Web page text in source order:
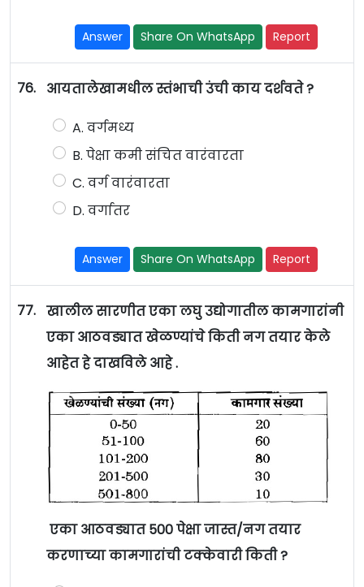
Answer Share On WhatsApp Report
76. आयतालेखामधील स्तंभाची उंची काय दर्शवते ?
A. वर्गमध्य
B. पेक्षा कमी संचित वारंवारता
C. वर्ग वारंवारता
D. वर्गातर
Answer Share On WhatsApp Report
77. खालील सारणीत एका लघु उद्योगातील कामगारांनी
एका आठवड्यात खेळण्यांचे किती नग तयार केले
आहेत हे दाखविले आहे .
एका आठवड्यात 500 पेक्षा जास्त/नग तयार
करणाच्या कामगारांची टक्केवारी किती ?